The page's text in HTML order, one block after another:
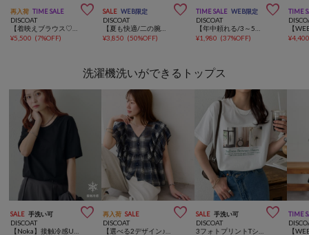
再入荷 TIME SALE 
DISCOAT
【着映えブラウス♡/WEB限定】シアーシャーリングプルオーバー
¥5,500 (7%OFF)
SALE WEB限定 
DISCOAT
【夏も快適/二の腕・腰回り着痩せ】リネンライク半袖シャツジャケット《WEB限定》
¥3,850 (50%OFF)
TIME SALE WEB限定 
DISCOAT
【年中頼れる/3～5サイズ展開/リピーター多数◎】リブカットナロースカート《WEB限定》
¥1,980 (37%OFF)
TIME
¥
洗濯機洗いができるトップス
SALE 手洗い可 
DISCOAT
再入荷 SALE 
DISCOAT
SALE 手洗い可 
DISCOAT
TIME